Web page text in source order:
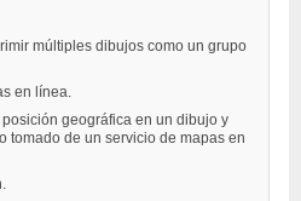
múltiples dibujos como un grupo
en línea.
geográfica en un dibujo y
tomado de un servicio de mapas en